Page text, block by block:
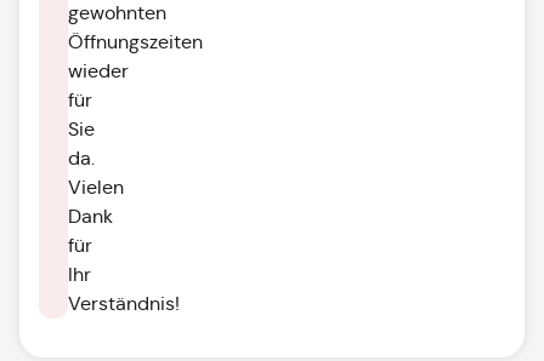
gewohnten
Öffnungszeiten
wieder
für
Sie
da.
Vielen
Dank
für
Ihr
Verständnis!